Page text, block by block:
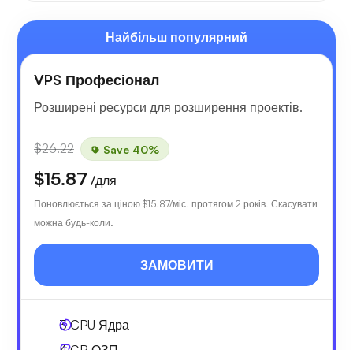
Найбільш популярний
VPS Професіонал
Розширені ресурси для розширення проектів.
$26.22 Save 40%
$15.87 /для
Поновлюється за ціною $15.87/міс. протягом 2 років. Скасувати
можна будь-коли.
ЗАМОВИТИ
3CPU Ядра